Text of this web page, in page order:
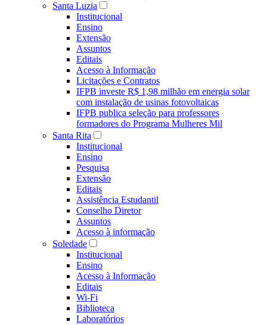
Santa Luzia
Institucional
Ensino
Extensão
Assuntos
Editais
Acesso à Informação
Licitações e Contratos
IFPB investe R$ 1,98 milhão em energia solar
com instalação de usinas fotovoltaicas
IFPB publica seleção para professores
formadores do Programa Mulheres Mil
Santa Rita
Institucional
Ensino
Pesquisa
Extensão
Editais
Assistência Estudantil
Conselho Diretor
Assuntos
Acesso à informação
Soledade
Institucional
Ensino
Acesso à Informação
Editais
Wi-Fi
Biblioteca
Laboratórios